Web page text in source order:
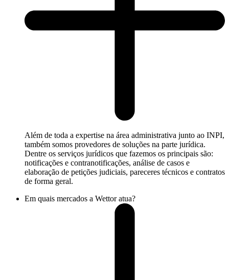
Além de toda a expertise na área administrativa junto ao INPI,
também somos provedores de soluções na parte jurídica.
Dentre os serviços jurídicos que fazemos os principais são:
notificações e contranotificações, análise de casos e
elaboração de petições judiciais, pareceres técnicos e contratos
de forma geral.
Em quais mercados a Wettor atua?